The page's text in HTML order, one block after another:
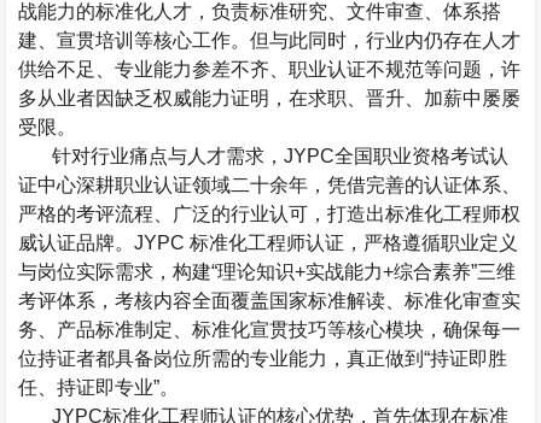
战能力的标准化人才，负责标准研究、文件审查、体系搭
建、宣贯培训等核心工作。但与此同时，行业内仍存在人才
供给不足、专业能力参差不齐、职业认证不规范等问题，许
多从业者因缺乏权威能力证明，在求职、晋升、加薪中屡屡
受限。
针对行业痛点与人才需求，JYPC全国职业资格考试认
证中心深耕职业认证领域二十余年，凭借完善的认证体系、
严格的考评流程、广泛的行业认可，打造出标准化工程师权
威认证品牌。JYPC标准化工程师认证，严格遵循职业定义
与岗位实际需求，构建“理论知识+实战能力+综合素养”三维
考评体系，考核内容全面覆盖国家标准解读、标准化审查实
务、产品标准制定、标准化宣贯技巧等核心模块，确保每一
位持证者都具备岗位所需的专业能力，真正做到“持证即胜
任、持证即专业”。
JYPC标准化工程师认证的核心优势，首先体现在标准